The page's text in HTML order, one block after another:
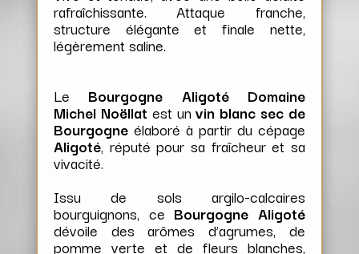
rafraîchissante. Attaque franche,
structure élégante et finale nette,
légèrement saline.
Le Bourgogne Aligoté Domaine
Michel Noëllat est unvin blanc sec de
Bourgogneélaboré à partir du cépage
Aligoté, réputé pour sa fraîcheur et sa
vivacité.
Issu de sols argilo-calcaires
bourguignons, ce Bourgogne Aligoté
dévoile des arômes d’agrumes, de
pomme verte et de fleurs blanches,